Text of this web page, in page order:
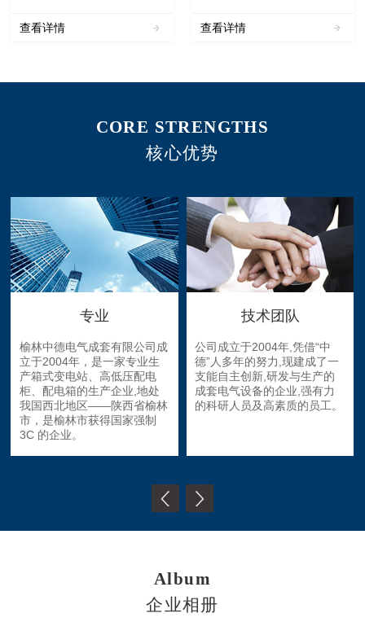
查看详情 查看详情
CORE STRENGTHS
核心优势
专业
榆林中德电气成套有限公司成
立于2004年，是一家专业生
产箱式变电站、高低压配电
柜、配电箱的生产企业,地处
我国西北地区——陕西省榆林
市，是榆林市获得国家强制
3C 的企业。
技术团队
公司成立于2004年,凭借“中
德”人多年的努力,现建成了一
支能自主创新,研发与生产的
成套电气设备的企业,强有力
的科研人员及高素质的员工。
Album
企业相册